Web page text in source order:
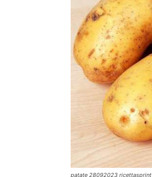
patate 28092023 ricettasprint